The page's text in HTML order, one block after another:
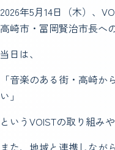
2026年5月14日（木）、
高崎市・冨岡賢治市長へ
当日は、
「音楽のある街・高崎
い」
というVOISTの取り組み